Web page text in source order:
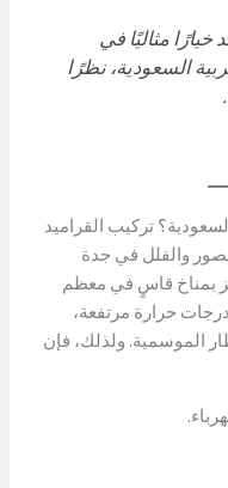
خيارًا مثاليًا في
السعودية، نظرًا
تركيب القراميد
والفلل في جدة
بمناخ قاسٍ في معظم
حرارة مرتفعة،
الموسمية. ولذلك، فإن